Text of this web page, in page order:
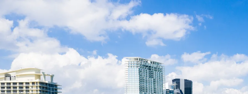
Unvergleichlich lecker
Mit dem Klick auf „geht klar” ermöglichen Sie uns Ihnen über Cookies ein
personalisierte Werbung und passende Angebote anzeigen. Über
Cookies” werden lediglich technisch notwendige Cookies gespeichert.
Anpassen
Datenschutzerklärung
Cookierichtlinie
Impressum
« zurück